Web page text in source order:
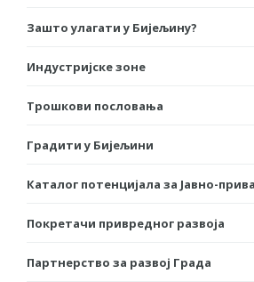
Зашто улагати у Бијељину?
Индустријске зоне
Трошкови пословања
Градити у Бијељини
Каталог потенцијала за Јавно-
Покретачи привредног развоја
Партнерство за развој Града